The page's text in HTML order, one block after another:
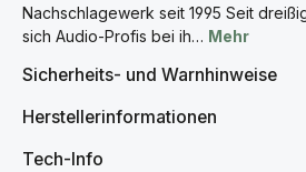
Nachschlagewerk seit 1995 Seit
sich Audio-Profis bei ih… Mehr
Sicherheits- und Warnhinweise
Herstellerinformationen
Tech-Info